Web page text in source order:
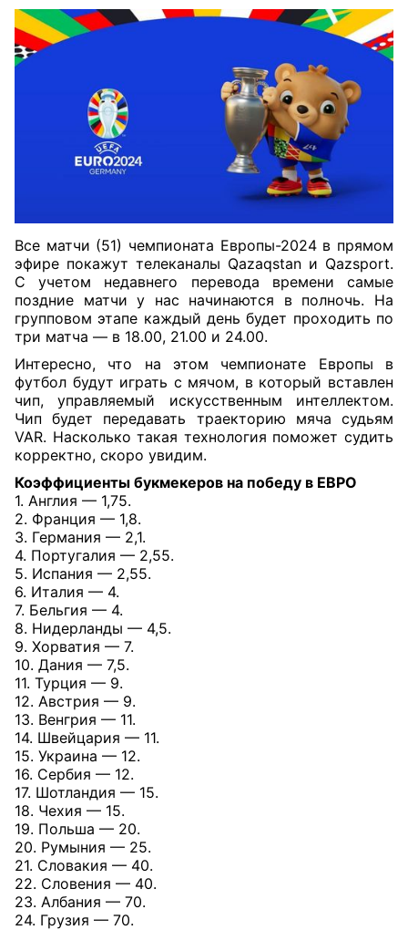
Все матчи (51) чемпионата Европы-2024 в прямом
эфире покажут телеканалы Qazaqstan и Qazsport.
С учетом недавнего перевода времени самые
поздние матчи у нас начинаются в полночь. На
групповом этапе каждый день будет проходить по
три матча — в 18.00, 21.00 и 24.00.
Интересно, что на этом чемпионате Европы в
футбол будут играть с мячом, в который вставлен
чип, управляемый искусственным интеллектом.
Чип будет передавать траекторию мяча судьям
VAR. Насколько такая технология поможет судить
корректно, скоро увидим.
Коэффициенты букмекеров на победу в ЕВРО
1. Англия — 1,75.
2. Франция — 1,8.
3. Германия — 2,1.
4. Португалия — 2,55.
5. Испания — 2,55.
6. Италия — 4.
7. Бельгия — 4.
8. Нидерланды — 4,5.
9. Хорватия — 7.
10. Дания — 7,5.
11. Турция — 9.
12. Австрия — 9.
13. Венгрия — 11.
14. Швейцария — 11.
15. Украина — 12.
16. Сербия — 12.
17. Шотландия — 15.
18. Чехия — 15.
19. Польша — 20.
20. Румыния — 25.
21. Словакия — 40.
22. Словения — 40.
23. Албания — 70.
24. Грузия — 70.